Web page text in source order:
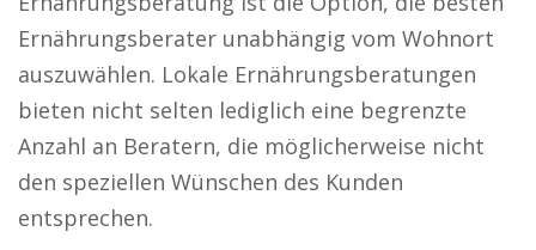
Ernährungsberater unabhängig vom Wohnort
auszuwählen. Lokale Ernährungsberatungen
bieten nicht selten lediglich eine begrenzte
Anzahl an Beratern, die möglicherweise nicht
den speziellen Wünschen des Kunden
entsprechen.